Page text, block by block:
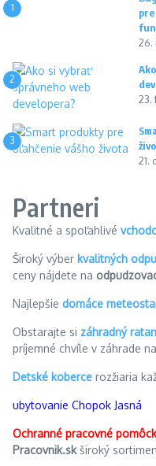
1
26.
2
23.
3
21.
Partneri
Kvalitné a spoľahlivé
Široký výber kvalitných
ceny nájdete na
Najlepšie domáce
Obstarajte si záhradný
príjemné chvíle v záhrade
Detské koberce rozžiaria
ubytovanie Chopok Jasná
Ochranné pracovné
Pracovnik.skširoký